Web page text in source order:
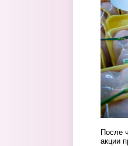
После
акции